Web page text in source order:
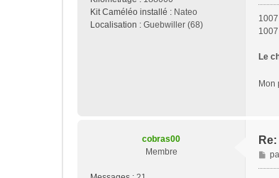
Kit Caméléo installé : Nateo
Localisation : Guebwiller (68)
Le
Mon
cobras00
Membre
M
e